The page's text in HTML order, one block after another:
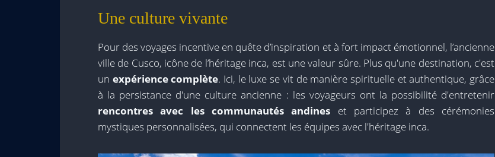
Une culture vivante
Pour des voyages incentive en quête d’inspiration et à fort impact émotionnel, l’ancienne
ville de Cusco, icône de l’héritage inca, est une valeur sûre. Plus qu'une destination, c'est
un expérience complète. Ici, le luxe se vit de manière spirituelle et authentique, grâce
à la persistance d'une culture ancienne : les voyageurs ont la possibilité d'entretenir
rencontres avec les communautés andines et participez à des cérémonies
mystiques personnalisées, qui connectent les équipes avec l'héritage inca.